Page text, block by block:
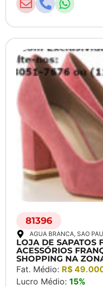
81396
AGUA BRANCA, SAO
LOJA DE SAPATOS
ACESSÓRIOS
SHOPPING NA
Fat. Médio: R$
Lucro Médio: 15%